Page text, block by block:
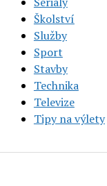
Školství
Služby
Sport
Stavby
Technika
Televize
Tipy na výlety